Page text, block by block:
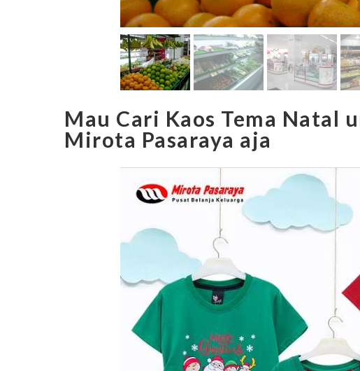
Mau Cari Kaos Tema Natal
Mirota Pasaraya aja